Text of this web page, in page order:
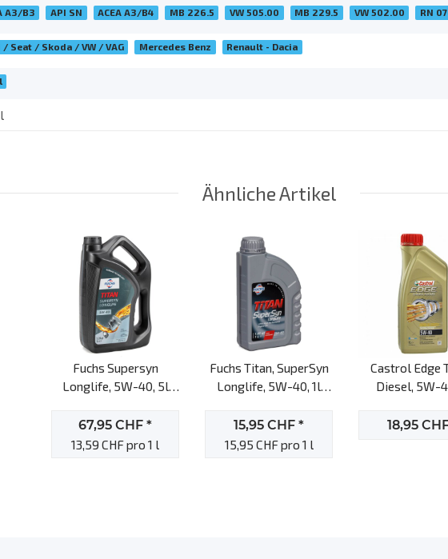
A3/B3 API SN ACEA A3/B4 MB 226.5 VW 505.00 MB 229.5 VW 502.00 RN
/ Seat / Skoda / VW / VAG Mercedes Benz Renault - Dacia
Ähnliche Artikel
Fuchs Supersyn
Longlife, 5W-40, 5l
67,95 CHF *
13,59 CHF pro 1 l
Fuchs Titan, SuperSyn
Longlife, 5W-40, 1l
15,95 CHF *
15,95 CHF pro 1 l
Castrol Edge
Diesel, 5W-
18,95